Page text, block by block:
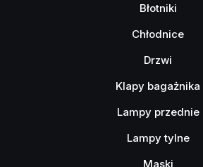
Błotniki
Chłodnice
Drzwi
Klapy bagażnika
Lampy przednie
Lampy tylne
Maski